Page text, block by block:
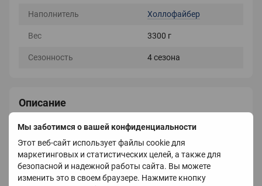
Мы заботимся о вашей конфиденциальности
Этот веб-сайт использует файлы cookie для
маркетинговых и статистических целей, а также для
безопасной и надежной работы сайта. Вы можете
изменить это в своем браузере. Нажмите кнопку
Наполнитель Холлофайбер
Вес 3300 г
Сезонность 4 сезона
Описание
Меховое одеяло травка
Размер: 200х230
Наполнитель: Холлофайбер
Одеяло выполнено из искусственного меха, оно очень